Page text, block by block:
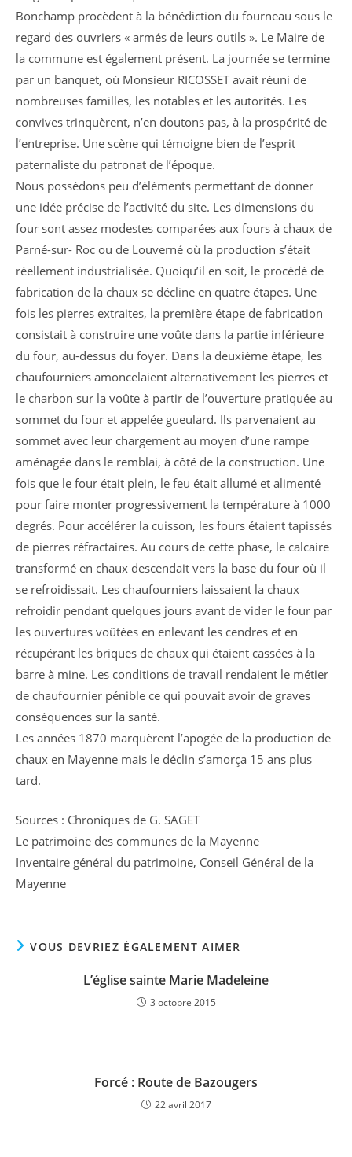
Bonchamp procèdent à la bénédiction du fourneau sous le
regard des ouvriers « armés de leurs outils ». Le Maire de
la commune est également présent. La journée se termine
par un banquet, où Monsieur RICOSSET avait réuni de
nombreuses familles, les notables et les autorités. Les
convives trinquèrent, n’en doutons pas, à la prospérité de
l’entreprise. Une scène qui témoigne bien de l’esprit
paternaliste du patronat de l’époque.
Nous possédons peu d’éléments permettant de donner
une idée précise de l’activité du site. Les dimensions du
four sont assez modestes comparées aux fours à chaux de
Parné-sur- Roc ou de Louverné où la production s’était
réellement industrialisée. Quoiqu’il en soit, le procédé de
fabrication de la chaux se décline en quatre étapes. Une
fois les pierres extraites, la première étape de fabrication
consistait à construire une voûte dans la partie inférieure
du four, au-dessus du foyer. Dans la deuxième étape, les
chaufourniers amoncelaient alternativement les pierres et
le charbon sur la voûte à partir de l’ouverture pratiquée au
sommet du four et appelée gueulard. Ils parvenaient au
sommet avec leur chargement au moyen d’une rampe
aménagée dans le remblai, à côté de la construction. Une
fois que le four était plein, le feu était allumé et alimenté
pour faire monter progressivement la température à 1000
degrés. Pour accélérer la cuisson, les fours étaient tapissés
de pierres réfractaires. Au cours de cette phase, le calcaire
transformé en chaux descendait vers la base du four où il
se refroidissait. Les chaufourniers laissaient la chaux
refroidir pendant quelques jours avant de vider le four par
les ouvertures voûtées en enlevant les cendres et en
récupérant les briques de chaux qui étaient cassées à la
barre à mine. Les conditions de travail rendaient le métier
de chaufournier pénible ce qui pouvait avoir de graves
conséquences sur la santé.
Les années 1870 marquèrent l’apogée de la production de
chaux en Mayenne mais le déclin s’amorça 15 ans plus
tard.
Sources : Chroniques de G. SAGET
Le patrimoine des communes de la Mayenne
Inventaire général du patrimoine, Conseil Général de la
Mayenne
VOUS DEVRIEZ ÉGALEMENT AIMER
L’église sainte Marie Madeleine
3 octobre 2015
Forcé : Route de Bazougers
22 avril 2017